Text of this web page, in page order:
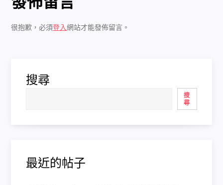
很抱歉，必須登入網站才能發佈留言。
搜尋
搜
尋
最近的帖子